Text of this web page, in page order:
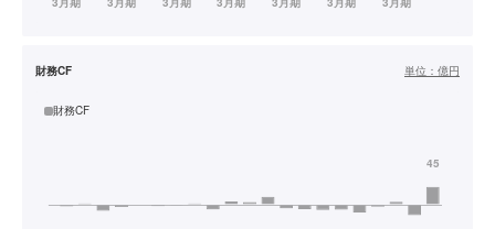
財務CF 単位： 億円
財務CF